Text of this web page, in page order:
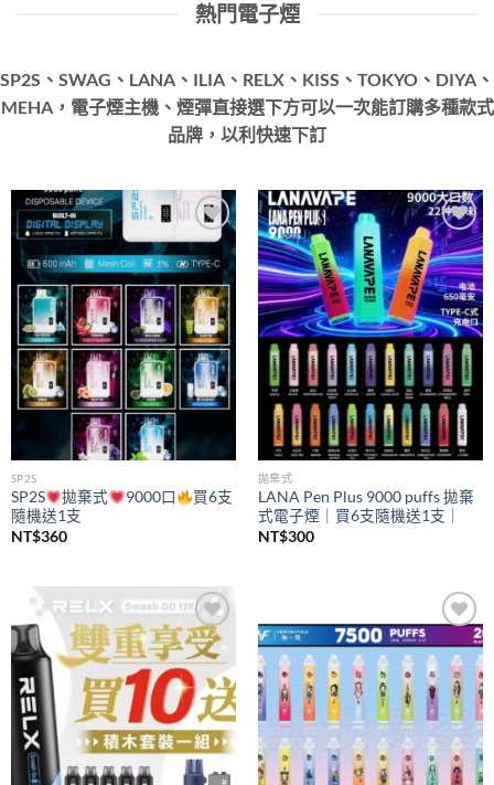
熱門電子煙
SP2S、SWAG、LANA、ILIA、RELX、KISS、TOKYO、DIYA、
MEHA，電子煙主機、煙彈直接選下方可以一次能訂購多種款式
品牌，以利快速下訂
Add to
wishlist
SP2S
SP2S 拋棄式 9000口
買6支
隨機送1支
NT$360
Add to
wishlist
拋棄式
LANA Pen Plus 9000 puffs 拋棄
式電子煙｜買6支隨機送1支｜
NT$300
Add to
wishlist
Add to
wishlist